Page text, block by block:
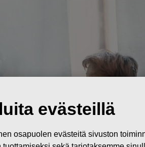
evästeillä
osapuolen evästeitä sivuston